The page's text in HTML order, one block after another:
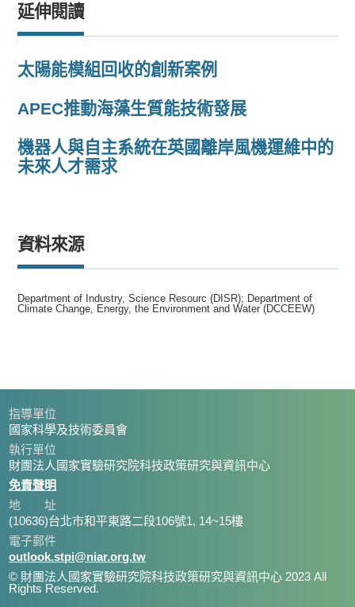
延伸閱讀
太陽能模組回收的創新案例
APEC推動海藻生質能技術發展
機器人與自主系統在英國離岸風機運維中的
未來人才需求
資料來源
Department of Industry, Science Resourc (DISR); Department of
Climate Change, Energy, the Environment and Water (DCCEEW)
指導單位
國家科學及技術委員會
執行單位
財團法人國家實驗研究院科技政策研究與資訊中心
免責聲明
地 址
(10636)台北市和平東路二段106號1, 14~15樓
電子郵件
outlook.stpi@niar.org.tw
© 財團法人國家實驗研究院科技政策研究與資訊中心 2023 All
Rights Reserved.